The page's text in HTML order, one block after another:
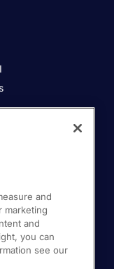
and
marketing
and
you can
see our